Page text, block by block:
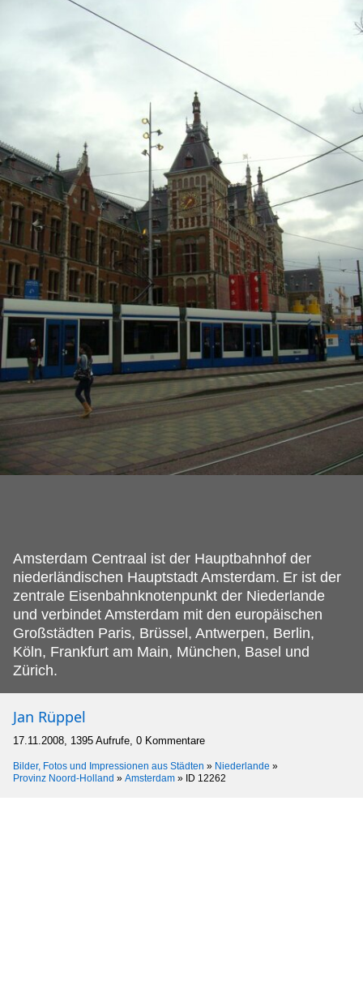
Amsterdam Centraal ist der Hauptbahnhof der
niederländischen Hauptstadt Amsterdam. Er ist der
zentrale Eisenbahnknotenpunkt der Niederlande
und verbindet Amsterdam mit den europäischen
Großstädten Paris, Brüssel, Antwerpen, Berlin,
Köln, Frankfurt am Main, München, Basel und
Zürich.
Jan Rüppel
17.11.2008, 1395 Aufrufe, 0 Kommentare
Bilder, Fotos und Impressionen aus Städten » Niederlande »
Provinz Noord-Holland » Amsterdam » ID 12262